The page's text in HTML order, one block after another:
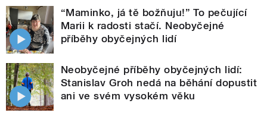
“Maminko, já tě božňuju!” To pečující
Marii k radosti stačí. Neobyčejné
příběhy obyčejných lidí
Neobyčejné příběhy obyčejných lidí:
Stanislav Groh nedá na běhání dopustit
ani ve svém vysokém věku